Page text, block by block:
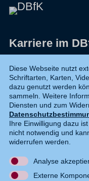
Karriere im
Datenschutz
Shop
Widerruf
Kontakt
DE EN
Diese Webseite nutzt
Schriftarten, Karten,
dazu genutzt werden
sammeln. Weitere
Diensten und zum
Ihre Einwilligung dazu
nicht notwendig und
widerrufen werden.
Analyse
Externe